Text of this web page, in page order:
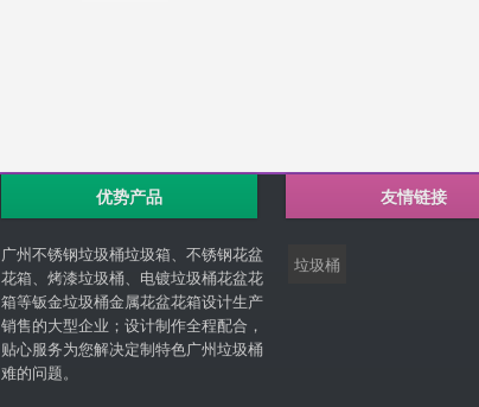
优势产品
广州不锈钢垃圾桶垃圾箱、不锈钢花盆
花箱、烤漆垃圾桶、电镀垃圾桶花盆花
箱等钣金垃圾桶金属花盆花箱设计生产
销售的大型企业；设计制作全程配合，
贴心服务为您解决定制特色广州垃圾桶
难的问题。
友情链接
垃圾桶